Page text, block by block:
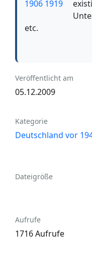
etc.
Veröffentlicht am
05.12.2009
Kategorie
Deutschland vor
Dateigröße
Aufrufe
1716 Aufrufe